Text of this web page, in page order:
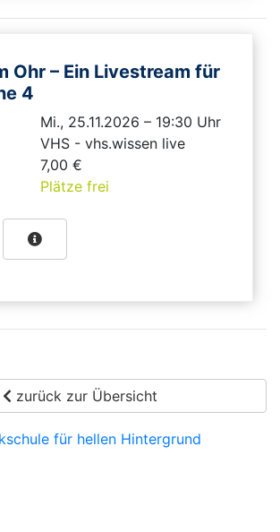
Ohr – Ein Livestream für
4
Mi., 25.11.2026 – 19:30 Uhr
VHS - vhs.wissen live
7,00 €
Plätze frei
zurück zur Übersicht